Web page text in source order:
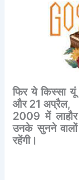
फिर ये किस्सा यूं
और21अप्रैल,
2009में लाहौर
उनके सुनने वालों
रहेंगी।